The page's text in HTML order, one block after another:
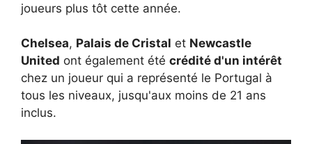
joueurs plus tôt cette année.
Chelsea, Palais de Cristal et Newcastle
United ont également été crédité d'un intérêt
chez un joueur qui a représenté le Portugal à
tous les niveaux, jusqu'aux moins de 21 ans
inclus.